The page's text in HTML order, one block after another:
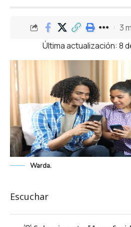
Última actualización: 8
3
Warda.
Escuchar